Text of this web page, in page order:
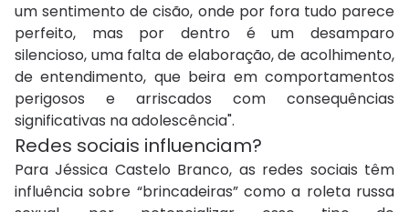
um sentimento de cisão, onde por fora tudo parece
perfeito, mas por dentro é um desamparo
silencioso, uma falta de elaboração, de acolhimento,
de entendimento, que beira em comportamentos
perigosos e arriscados com consequências
significativas na adolescência".
Redes sociais influenciam?
Para Jéssica Castelo Branco, as redes sociais têm
influência sobre “brincadeiras” como a roleta russa